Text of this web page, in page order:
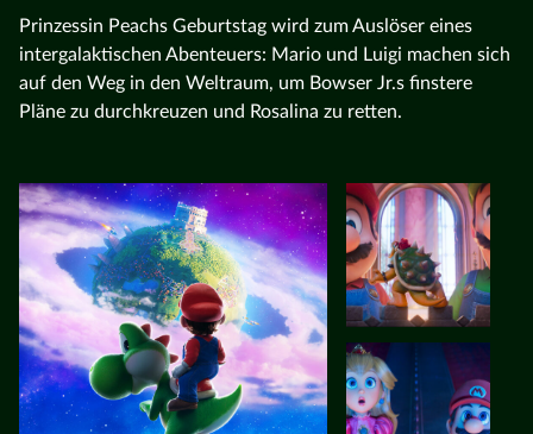
Prinzessin Peachs Geburtstag wird zum Auslöser eines
intergalaktischen Abenteuers: Mario und Luigi machen sich
auf den Weg in den Weltraum, um Bowser Jr.s finstere
Pläne zu durchkreuzen und Rosalina zu retten.